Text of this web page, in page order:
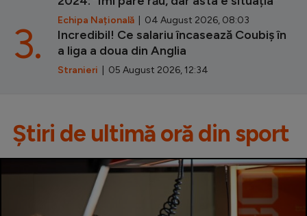
Echipa Națională | 04 August 2026, 08:03
Incredibil! Ce salariu încasează Coubiș în
a liga a doua din Anglia
Stranieri | 05 August 2026, 12:34
3.
Știri de ultimă oră din sport